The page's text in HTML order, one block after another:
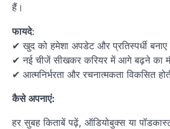
हैं।
फायदे:
✔ खुद को हमेशा अपडेट और प्रतिस्पर्धी
✔ नई चीजें सीखकर करियर में आगे बढ़ने का
✔ आत्मनिर्भरता और रचनात्मकता विकसित
कैसे अपनाएं:
हर सुबह किताबें पढ़ें, ऑडियोबुक्स या